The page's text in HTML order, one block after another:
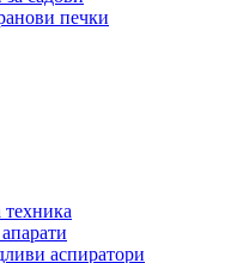
печки
аспиратори